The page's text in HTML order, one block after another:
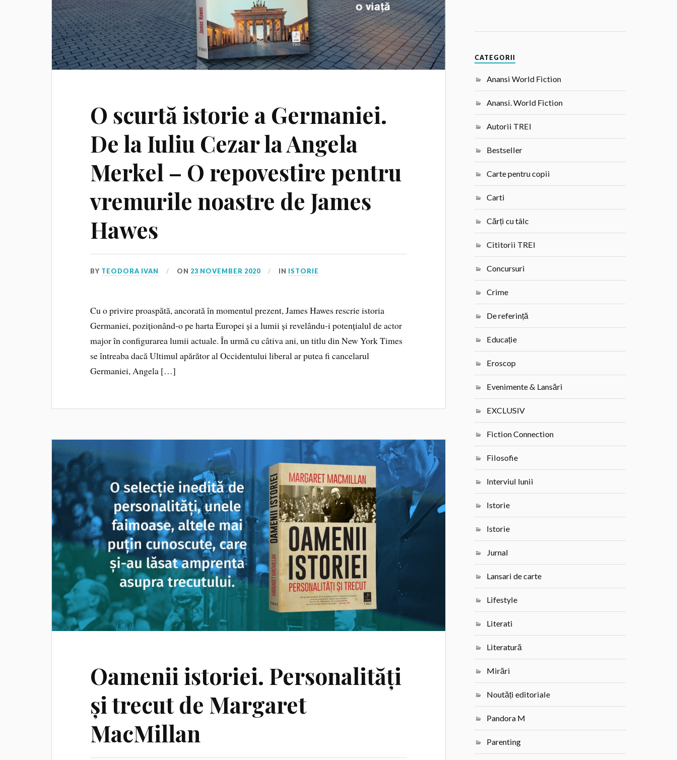
O scurtă istorie a Germaniei.
De la Iuliu Cezar la Angela
Merkel – O repovestire pentru
vremurile noastre de James
Hawes
BY TEODORA IVAN ON 23 NOVEMBER 2020 IN ISTORIE
Cu o privire proaspătă, ancorată în momentul prezent, James Hawes rescrie istoria
Germaniei, poziționând-o pe harta Europei și a lumii și revelându-i potențialul de actor
major în configurarea lumii actuale. În urmă cu câtiva ani, un titlu din New York Times
se întreaba dacă Ultimul apărător al Occidentului liberal ar putea fi cancelarul
Germaniei, Angela […]
Oamenii istoriei. Personalități
și trecut de Margaret
MacMillan
CATEGORII
Anansi World Fiction
Anansi. World Fiction
Autorii TREI
Bestseller
Carte pentru copii
Carti
Cărți cu tâlc
Cititorii TREI
Concursuri
Crime
De referință
Educație
Eroscop
Evenimente & Lansări
EXCLUSIV
Fiction Connection
Filosofie
Interviul lunii
Istorie
Istorie
Jurnal
Lansari de carte
Lifestyle
Literati
Literatură
Mirări
Noutăți editoriale
Pandora M
Parenting